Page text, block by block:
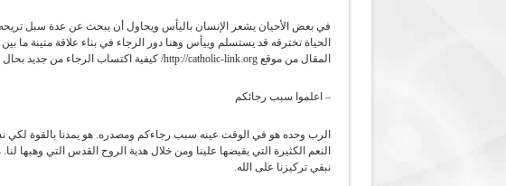
في بعض الأحيان يشعر الإنسان باليأس ويحاول أن يبحث عن عدة سبل
الحياة تخترقه قد يستسلم وييأس وهنا دور الرجاء في بناء علاقة متينة ما
المقال من موقع http://catholic-link.org/ كيفية اكتساب الرجاء من جديد بحال فقدانه.
– اعلموا سبب رجائكم
الرب وحده هو في الوقت عينه سبب رجاءكم ومصدره. هو يمدنا بالقوة
النعم الكثيرة التي يفيضها علينا ومن خلال هدية الروح القدس التي وهبها
نبقي تركيزنا على الله.